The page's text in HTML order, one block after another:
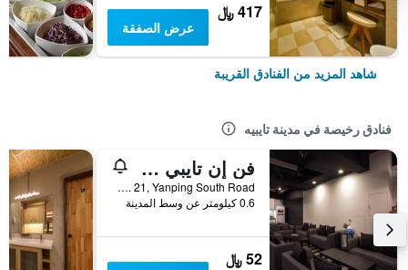
417 ﷼
عرض الصفقة
شاهد المزيد من الفنادق القريبة
فنادق رخيصة في مدينة تايبيه
فن إن تايبي هوستل
2F, No. 21, Yanping South Road, مدينة تايبيه, تايوان
0.6 كيلومتر عن وسط المدينة
52 ﷼